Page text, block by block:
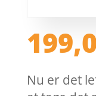
Nu er det